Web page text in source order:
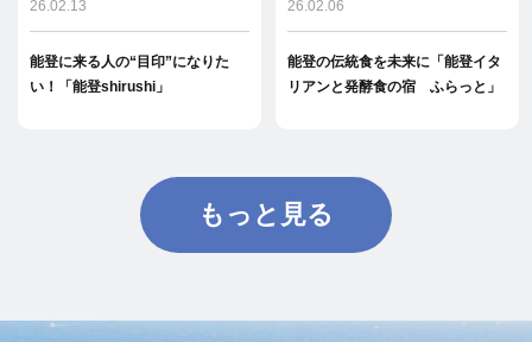
26.02.13
能登に来る人の“目印”になりた
い！「能登shirushi」
26.02.06
能登の伝統食を未来に「能登イタ
リアンと発酵食の宿 ふらっと」
もっと見る